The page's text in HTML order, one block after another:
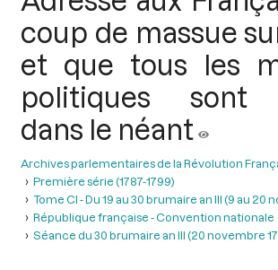
coup de massue
et que tous les
politiques sont
dans le néant
Archives parlementaires de la Révolution
Première série (1787-1799)
Tome CI - Du 19 au 30 brumaire an III (9 au 20
République française - Convention nationale
Séance du 30 brumaire an III (20 novembre